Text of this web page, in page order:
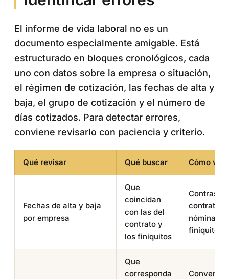
El informe de vida laboral no es un
documento especialmente amigable. Está
estructurado en bloques cronológicos, cada
uno con datos sobre la empresa o situación,
el régimen de cotización, las fechas de alta y
baja, el grupo de cotización y el número de
días cotizados. Para detectar errores,
conviene revisarlo con paciencia y criterio.
Qué revisar Qué buscar Cómo
Fechas de alta y baja
por empresa
Que
coincidan
con las del
contrato y
los finiquitos
contratos,
nóminas,
finiquito
Que
corresponda
Convenio